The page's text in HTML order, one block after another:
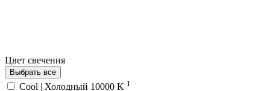
Цвет свечения
Выбрать все
Cool | Холодный 10000 K 1